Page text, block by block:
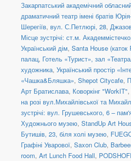
Закарпатський академічний
драматичний театр імені братів
Шерегіїв, вул. С.Петлюрі, 28,
Місце зустрічі: ст.м.
Український дім, Santa House (каток
палац, Готель «Турист», зал
художника, Український простір
«Чашка&Бляшка», Shepot Citycafe,
Арт Братислава, Коворкінг "WorkIT",
на розі вул.Михайлівської та
зустрічі: вул. Грушевського, 6 –
Художнього музею, StandUp Art
Бутишів, 23, біля холі музею,
Графіні Уварової, Saxon Club,
room, Art Lunch Food Hall,